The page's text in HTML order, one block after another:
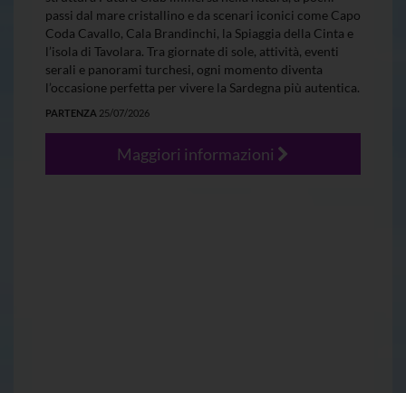
passi dal mare cristallino e da scenari iconici come Capo
Coda Cavallo, Cala Brandinchi, la Spiaggia della Cinta e
l’isola di Tavolara. Tra giornate di sole, attività, eventi
serali e panorami turchesi, ogni momento diventa
l’occasione perfetta per vivere la Sardegna più autentica.
PARTENZA 25/07/2026
Maggiori informazioni